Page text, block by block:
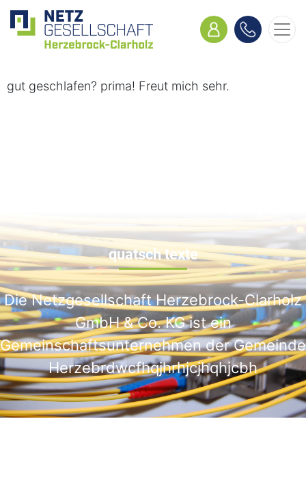
gut geschlafen? prima! Freut mich sehr.
quatsch texte
Die Netzgesellschaft Herzebrock-Clarholz
GmbH & Co. KG ist ein
Gemeinschaftsunternehmen der Gemeinde
Herzebrdwcfhqjhrhjcjhqhjcbh